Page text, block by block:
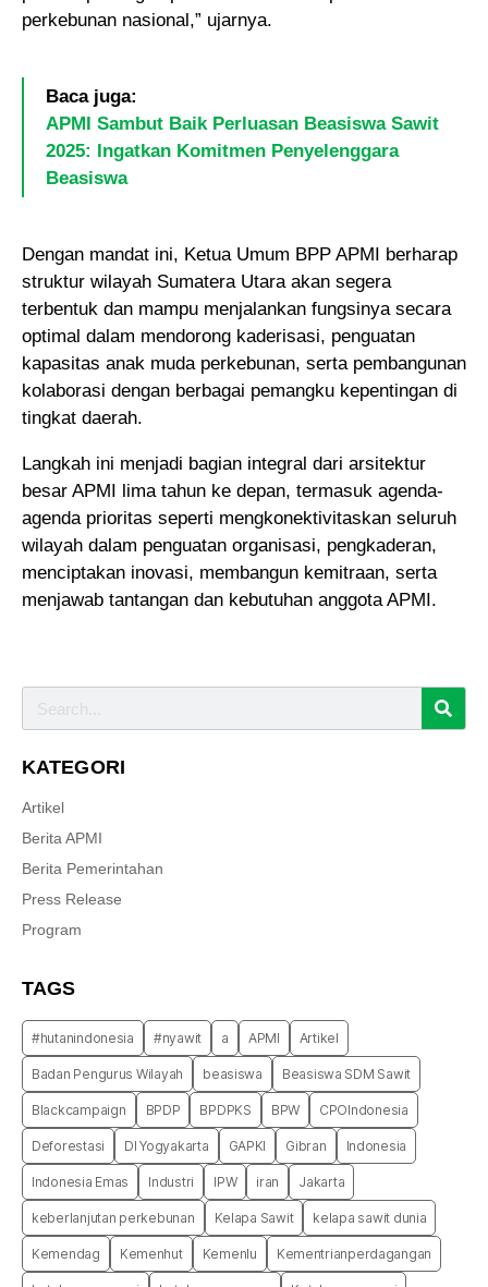
perkebunan nasional,” ujarnya.
Baca juga:
APMI Sambut Baik Perluasan Beasiswa Sawit
2025: Ingatkan Komitmen Penyelenggara
Beasiswa
Dengan mandat ini, Ketua Umum BPP APMI berharap
struktur wilayah Sumatera Utara akan segera
terbentuk dan mampu menjalankan fungsinya secara
optimal dalam mendorong kaderisasi, penguatan
kapasitas anak muda perkebunan, serta pembangunan
kolaborasi dengan berbagai pemangku kepentingan di
tingkat daerah.
Langkah ini menjadi bagian integral dari arsitektur
besar APMI lima tahun ke depan, termasuk agenda-
agenda prioritas seperti mengkonektivitaskan seluruh
wilayah dalam penguatan organisasi, pengkaderan,
menciptakan inovasi, membangun kemitraan, serta
menjawab tantangan dan kebutuhan anggota APMI.
KATEGORI
Artikel
Berita APMI
Berita Pemerintahan
Press Release
Program
TAGS
#hutanindonesia #nyawit a APMI Artikel
Badan Pengurus Wilayah beasiswa Beasiswa SDM Sawit
Blackcampaign BPDP BPDPKS BPW CPOIndonesia
Deforestasi DI Yogyakarta GAPKI Gibran Indonesia
Indonesia Emas Industri IPW iran Jakarta
keberlanjutan perkebunan Kelapa Sawit kelapa sawit dunia
Kemendag Kemenhut Kemenlu Kementrianperdagangan